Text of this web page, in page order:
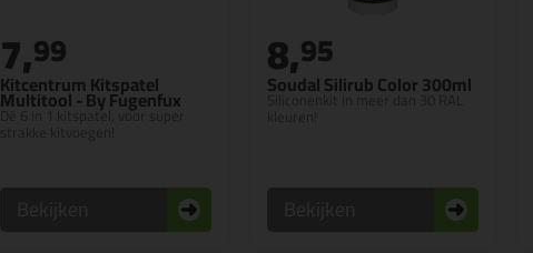
Kitcentrum Kitspatel
Multitool - By Fugenfux
Dé 6 in 1 kitspatel, voor super
7,99
Soudal Silirub Color 300ml
Siliconenkit in meer dan 30 RAL
8,95